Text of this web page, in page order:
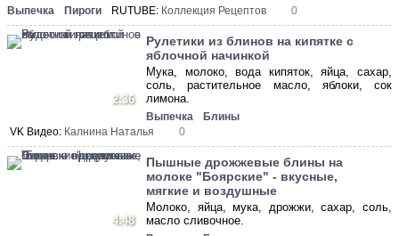
Выпечка Пироги RUTUBE: Коллекция Рецептов 0
2:36
Рулетики из блинов на кипятке с
яблочной начинкой
Мука, молоко, вода кипяток, яйца, сахар,
соль, растительное масло, яблоки, сок
лимона.
Выпечка
Блины
VK Видео: Калнина Наталья 0
4:48
Пышные дрожжевые блины на
молоке "Боярские" - вкусные,
мягкие и воздушные
Молоко, яйца, мука, дрожжи, сахар, соль,
масло сливочное.